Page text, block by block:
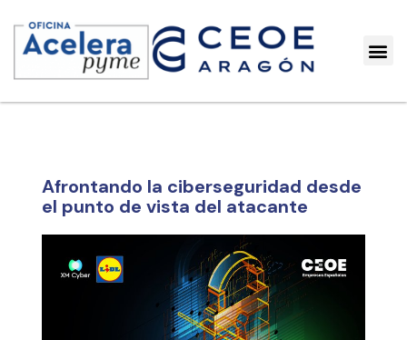
Afrontando la ciberseguridad desde
el punto de vista del atacante